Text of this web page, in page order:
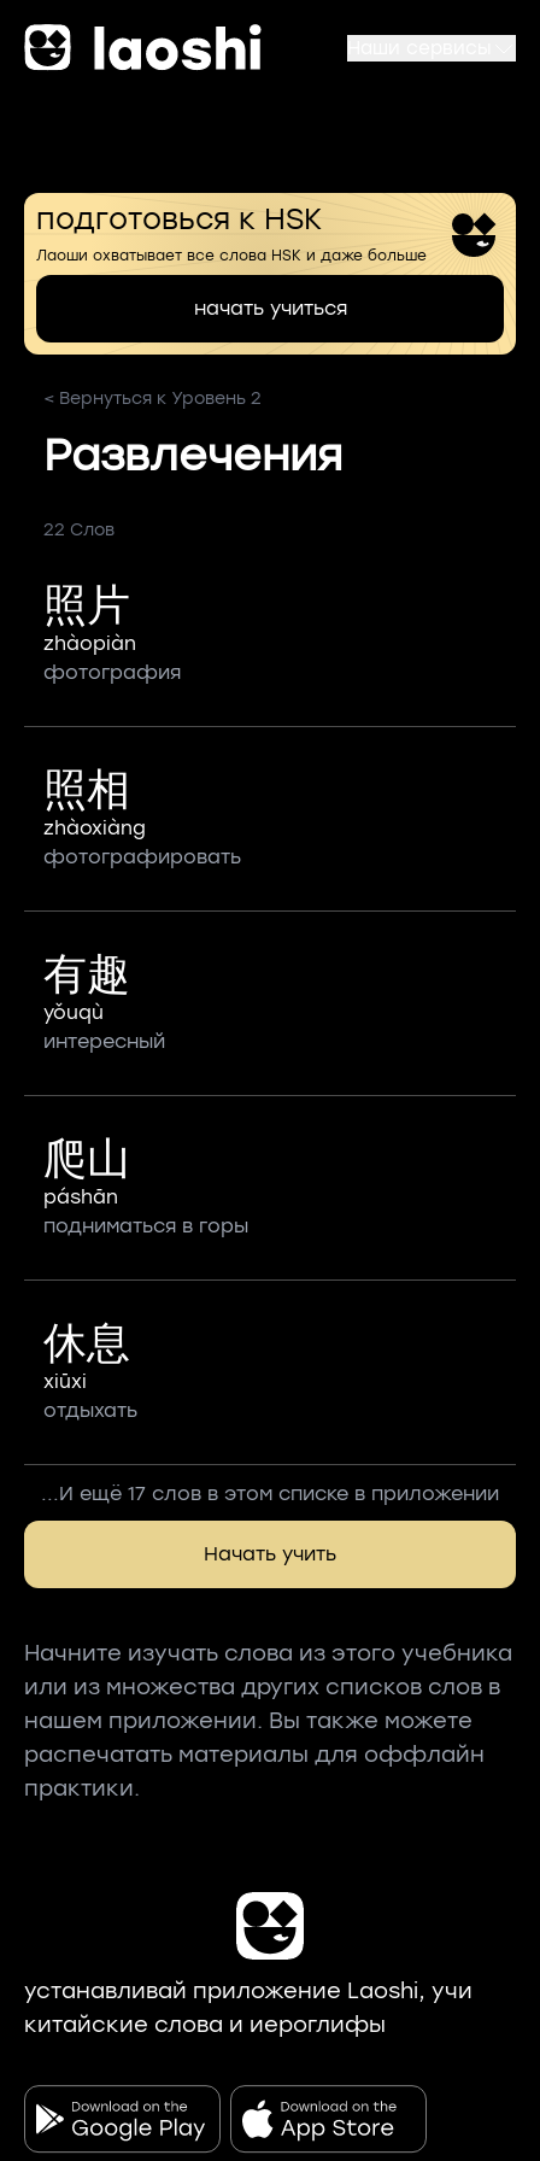
подготовься к HSK
Лаоши охватывает все слова HSK и даже больше
начать учиться
< Вернуться к Уровень 2
Развлечения
22 Слов
照片
zhàopiàn
фотография
照相
zhàoxiàng
фотографировать
有趣
yǒuqù
интересный
爬山
páshān
подниматься в горы
休息
xiūxi
отдыхать
...И ещё 17 слов в этом списке в приложении
Начать учить
Начните изучать слова из этого учебника
или из множества других списков слов в
нашем приложении. Вы также можете
распечатать материалы для оффлайн
практики.
устанавливай приложение Laoshi, учи
китайские слова и иероглифы